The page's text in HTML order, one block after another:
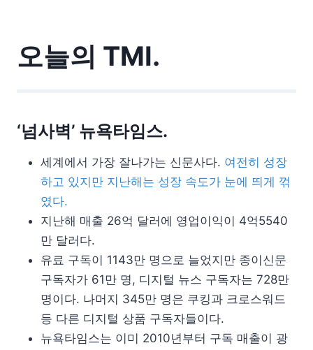
오늘의 TMI.
‘넘사벽’ 뉴욕타임스.
세계에서 가장 잘나가는 신문사다. 여전히 성장
하고 있지만 지난해는 성장 속도가 눈에 띄게 꺾
였다.
지난해 매출 26억 달러에 영업이익이 4억5540
만 달러다.
유료 구독이 1143만 명으로 늘었지만 종이신문
구독자가 61만 명, 디지털 뉴스 구독자는 728만
명이다. 나머지 345만 명은 쿠킹과 크로스워드
등 다른 디지털 상품 구독자들이다.
뉴욕타임스는 이미 2010년부터 구독 매출이 광